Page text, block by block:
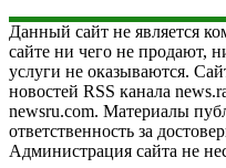
Данный сайт не является
сайте ни чего не продают,
услуги не оказываются.
новостей RSS канала
newsru.com. Материалы
ответственность за
Администрация сайта не